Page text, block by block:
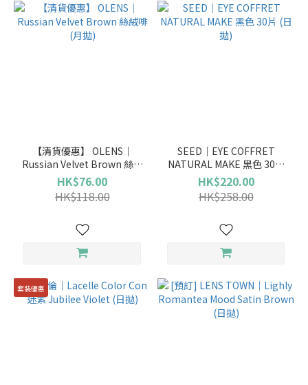
【清貨優惠】 OLENS｜
Russian Velvet Brown 絲絨
啡 (月拋)
HK$76.00
HK$118.00
SEED｜EYE COFFRET
NATURAL MAKE 黑色 30片
(日拋)
HK$220.00
HK$258.00
套裝優惠